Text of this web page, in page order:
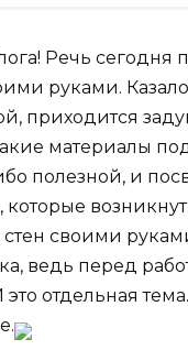
Речь сегодня
руками.
приходится
материалы
полезной, и
которые
своими
ведь перед
это отдельная